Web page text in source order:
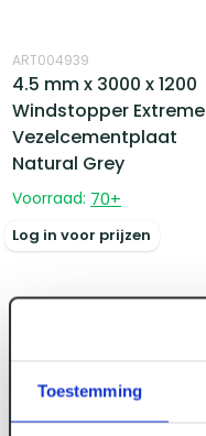
Toestemming
ART004939
4.5 mm x 3000 x 1200
Windstopper Extreme
Vezelcementplaat
Natural Grey
Voorraad: 70+
Log in voor prijzen